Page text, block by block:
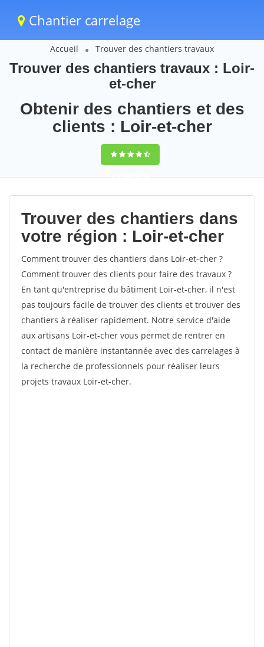
Chantier carrelage
Accueil Trouver des chantiers travaux
Trouver des chantiers travaux : Loir-
et-cher
Obtenir des chantiers et des
clients : Loir-et-cher
9,5(100%)78
votes
Trouver des chantiers dans
votre région : Loir-et-cher
Comment trouver des chantiers dans Loir-et-cher ?
Comment trouver des clients pour faire des travaux ?
En tant qu'entreprise du bâtiment Loir-et-cher, il n'est
pas toujours facile de trouver des clients et trouver des
chantiers à réaliser rapidement. Notre service d'aide
aux artisans Loir-et-cher vous permet de rentrer en
contact de manière instantannée avec des carrelages à
la recherche de professionnels pour réaliser leurs
projets travaux Loir-et-cher.